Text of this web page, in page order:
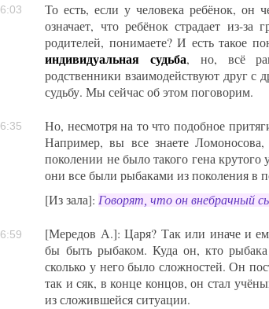
То есть, если у человека ребёнок, он
означает, что ребёнок страдает из-за
родителей, понимаете? И есть такое
индивидуальная судьба, но, всё
родственники взаимодействуют друг с
судьбу. Мы сейчас об этом поговорим.
Но, несмотря на то что подобное
Например, вы все знаете
поколении не было такого гена
они все были рыбаками из поколения в
[Из зала]: Говорят, что он внебрачный
[Мередов А.]: Царя? Так или иначе и
бы быть рыбаком. Куда он, кто рыбака
сколько у него было сложностей. Он
так и сяк, в конце концов, он стал
из сложившейся ситуации.